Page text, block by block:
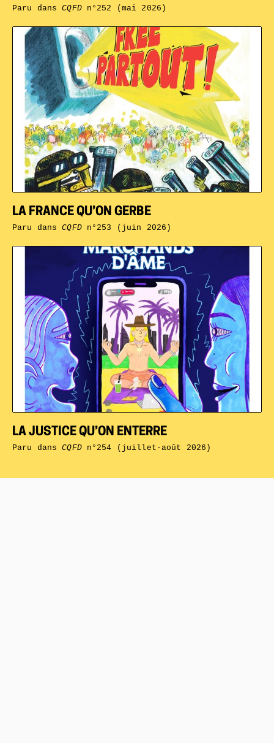
LA JUSTICE QU’ON ENTERRE
Paru dansCQFDn°254 (juillet-août 2026)
LA FRANCE QU’ON GERBE
Paru dansCQFDn°253 (juin 2026)
Paru dansCQFDn°252 (mai 2026)